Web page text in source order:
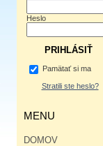
Heslo
Pamätať si ma
Stratili ste heslo?
MENU
DOMOV